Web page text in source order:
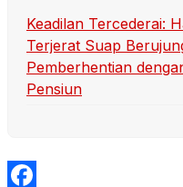
Keadilan Tercederai:
Terjerat Suap
Pemberhentian
Pensiun